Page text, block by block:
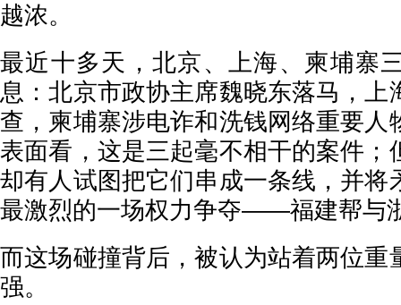
越浓。
最近十多天，北京、上海、柬埔寨
息：北京市政协主席魏晓东落马，上
查，柬埔寨涉电诈和洗钱网络重要人
表面看，这是三起毫不相干的案件；
却有人试图把它们串成一条线，并将
最激烈的一场权力争夺——福建帮与
而这场碰撞背后，被认为站着两位重
强。